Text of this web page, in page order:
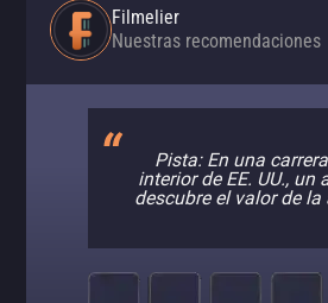
Filmelier
Nuestras recomendaciones
Pista: En una
interior de EE. UU., un
descubre el valor de